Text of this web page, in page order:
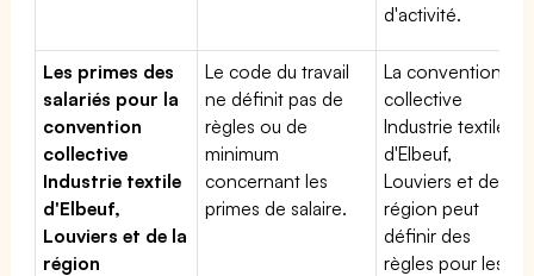
d'activité.
Les primes des
salariés pour la
convention
collective
Industrie textile
d'Elbeuf,
Louviers et de la
région
Le code du travail
ne définit pas de
règles ou de
minimum
concernant les
primes de salaire.
La convention
collective
Industrie textile
d'Elbeuf,
Louviers et de la
région peut
définir des
règles pour les